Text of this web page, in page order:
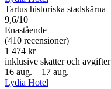
Tartus historiska stadskärna
9,6/10
Enastående
(410 recensioner)
1 474 kr
inklusive skatter och avgifter
16 aug. – 17 aug.
Lydia Hotel